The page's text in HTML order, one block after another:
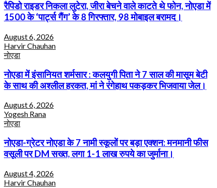
रैपिडो राइडर निकला लुटेरा, जीरा बेचने वाले काटते थे फोन, नोएडा में
1500 के ‘पार्ट्स गैंग’ के 8 गिरफ्तार, 98 मोबाइल बरामद।
August 6, 2026
Harvir Chauhan
नोएडा
नोएडा में इंसानियत शर्मसार : कलयुगी पिता ने 7 साल की मासूम बेटी
के साथ की अश्लील हरकत, मां ने रंगेहाथ पकड़कर भिजवाया जेल।
August 6, 2026
Yogesh Rana
नोएडा
नोएडा-ग्रेटर नोएडा के 7 नामी स्कूलों पर बड़ा एक्शन: मनमानी फीस
वसूली पर DM सख्त, लगा 1-1 लाख रुपये का जुर्माना।
August 4, 2026
Harvir Chauhan